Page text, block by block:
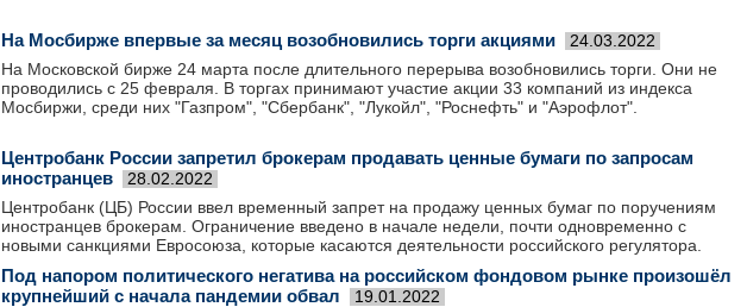
На Мосбирже впервые за месяц возобновились торги акциями 24.03.2022
На Московской бирже 24 марта после длительного перерыва возобновились торги. Они не
проводились с 25 февраля. В торгах принимают участие акции 33 компаний из индекса
Мосбиржи, среди них "Газпром", "Сбербанк", "Лукойл", "Роснефть" и "Аэрофлот".
Центробанк России запретил брокерам продавать ценные бумаги по запросам
иностранцев
28.02.2022
Центробанк (ЦБ) России ввел временный запрет на продажу ценных бумаг по поручениям
иностранцев брокерам. Ограничение введено в начале недели, почти одновременно с
новыми санкциями Евросоюза, которые касаются деятельности российского регулятора.
Под напором политического негатива на российском фондовом рынке произошёл
крупнейший с начала пандемии обвал
19.01.2022